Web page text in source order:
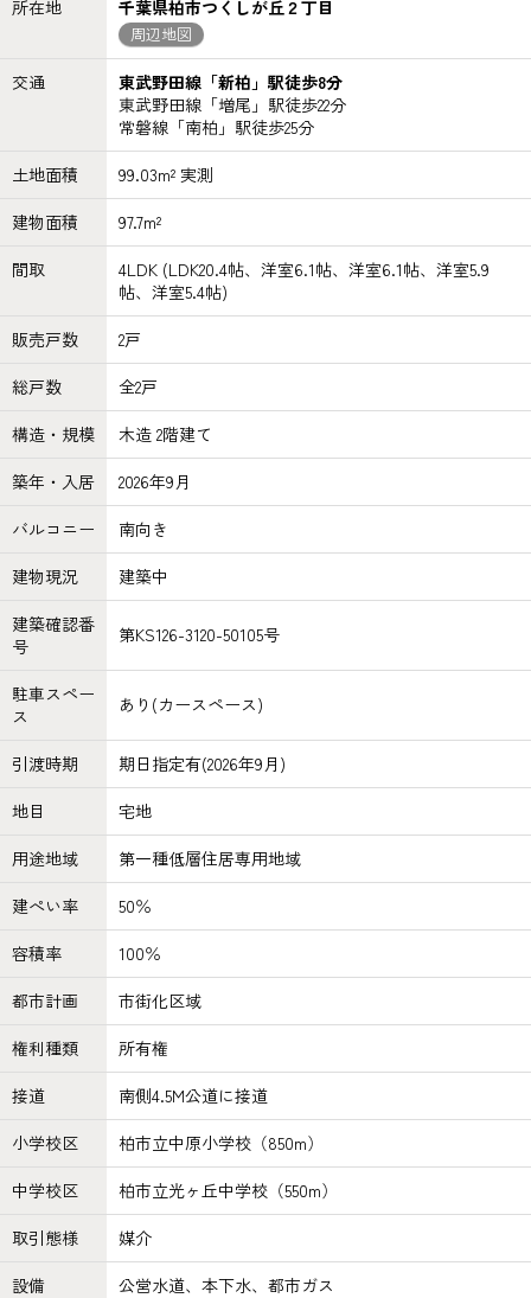
所在地 千葉県柏市つくしが丘２丁目
周辺地図
交通
東武野田線「新柏」駅徒歩8分
東武野田線「増尾」駅徒歩22分
常磐線「南柏」駅徒歩25分
土地面積
99.03m² 実測
建物面積
97.7m²
間取
4LDK (LDK20.4帖、洋室6.1帖、洋室6.1帖、洋室5.9
帖、洋室5.4帖)
販売戸数
2戸
総戸数
全2戸
構造・規模
木造 2階建て
築年・入居
2026年9月
バルコニー
南向き
建物現況
建築中
建築確認番
号
第KS126-3120-50105号
駐車スペー
ス
あり(カースペース)
引渡時期
期日指定有(2026年9月)
地目
宅地
用途地域
第一種低層住居専用地域
建ぺい率
50％
容積率
100％
都市計画
市街化区域
権利種類
所有権
接道
南側4.5M公道に接道
小学校区
柏市立中原小学校（850m）
中学校区
柏市立光ヶ丘中学校（550m）
取引態様
媒介
設備
公営水道、本下水、都市ガス